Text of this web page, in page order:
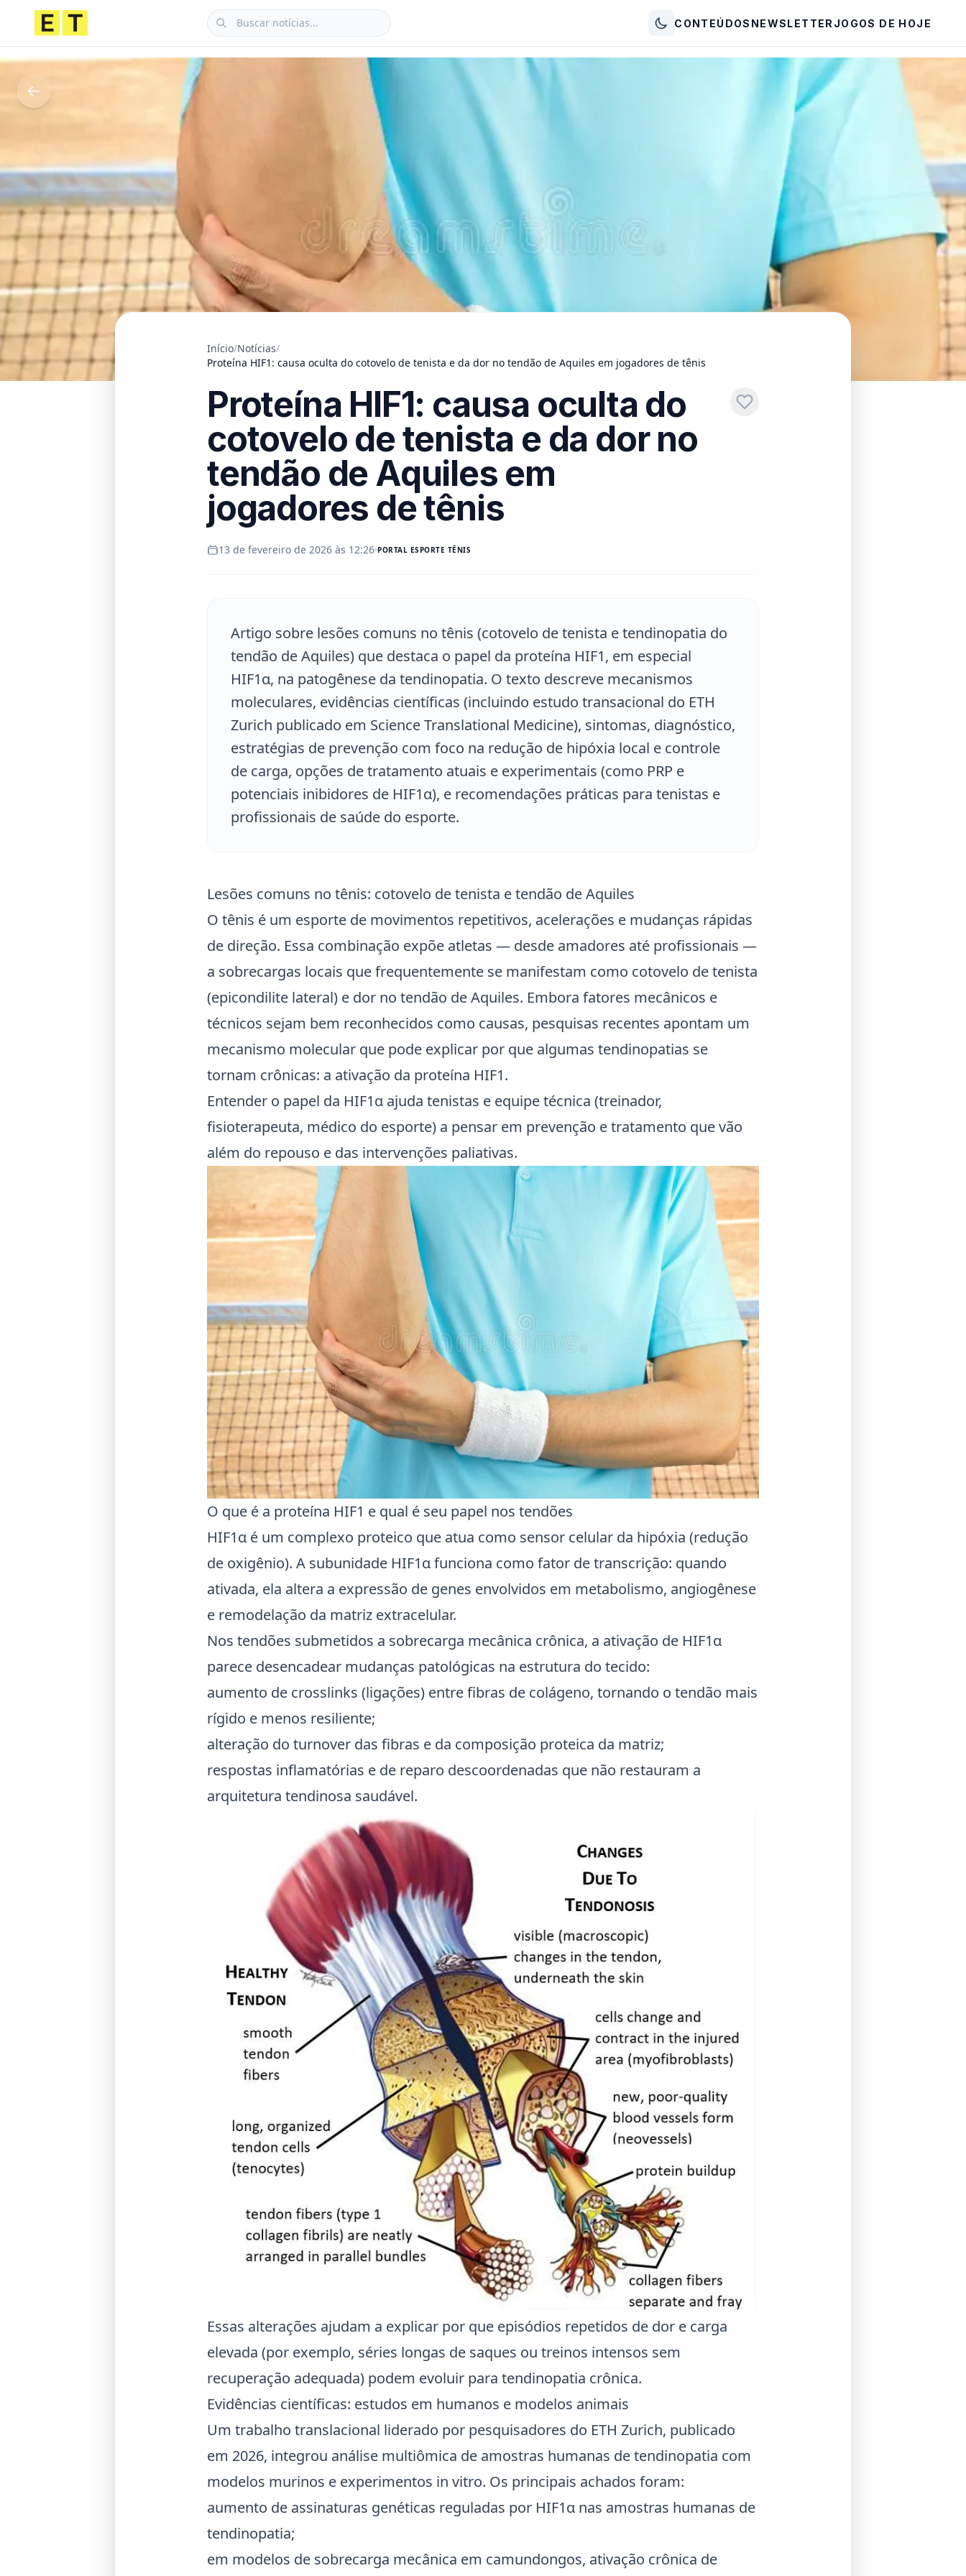
CONTEÚDOS NEWSLETTER JOGOS DE HOJE
Início/Notícias/
Proteína HIF1: causa oculta do cotovelo de tenista e da dor no tendão de Aquiles em jogadores de tênis
Proteína HIF1: causa oculta do
cotovelo de tenista e da dor no
tendão de Aquiles em
jogadores de tênis
13 de fevereiro de 2026 às 12:26 PORTAL ESPORTE TÊNIS
Artigo sobre lesões comuns no tênis (cotovelo de tenista e tendinopatia do
tendão de Aquiles) que destaca o papel da proteína HIF1, em especial
HIF1α, na patogênese da tendinopatia. O texto descreve mecanismos
moleculares, evidências científicas (incluindo estudo transacional do ETH
Zurich publicado em Science Translational Medicine), sintomas, diagnóstico,
estratégias de prevenção com foco na redução de hipóxia local e controle
de carga, opções de tratamento atuais e experimentais (como PRP e
potenciais inibidores de HIF1α), e recomendações práticas para tenistas e
profissionais de saúde do esporte.
Lesões comuns no tênis: cotovelo de tenista e tendão de Aquiles
O tênis é um esporte de movimentos repetitivos, acelerações e mudanças rápidas
de direção. Essa combinação expõe atletas — desde amadores até profissionais —
a sobrecargas locais que frequentemente se manifestam como cotovelo de tenista
(epicondilite lateral) e dor no tendão de Aquiles. Embora fatores mecânicos e
técnicos sejam bem reconhecidos como causas, pesquisas recentes apontam um
mecanismo molecular que pode explicar por que algumas tendinopatias se
tornam crônicas: a ativação da proteína HIF1.
Entender o papel da HIF1α ajuda tenistas e equipe técnica (treinador,
fisioterapeuta, médico do esporte) a pensar em prevenção e tratamento que vão
além do repouso e das intervenções paliativas.
O que é a proteína HIF1 e qual é seu papel nos tendões
HIF1α é um complexo proteico que atua como sensor celular da hipóxia (redução
de oxigênio). A subunidade HIF1α funciona como fator de transcrição: quando
ativada, ela altera a expressão de genes envolvidos em metabolismo, angiogênese
e remodelação da matriz extracelular.
Nos tendões submetidos a sobrecarga mecânica crônica, a ativação de HIF1α
parece desencadear mudanças patológicas na estrutura do tecido:
aumento de crosslinks (ligações) entre fibras de colágeno, tornando o tendão mais
rígido e menos resiliente;
alteração do turnover das fibras e da composição proteica da matriz;
respostas inflamatórias e de reparo descoordenadas que não restauram a
arquitetura tendinosa saudável.
Essas alterações ajudam a explicar por que episódios repetidos de dor e carga
elevada (por exemplo, séries longas de saques ou treinos intensos sem
recuperação adequada) podem evoluir para tendinopatia crônica.
Evidências científicas: estudos em humanos e modelos animais
Um trabalho translacional liderado por pesquisadores do ETH Zurich, publicado
em 2026, integrou análise multiômica de amostras humanas de tendinopatia com
modelos murinos e experimentos in vitro. Os principais achados foram:
aumento de assinaturas genéticas reguladas por HIF1α nas amostras humanas de
tendinopatia;
em modelos de sobrecarga mecânica em camundongos, ativação crônica de